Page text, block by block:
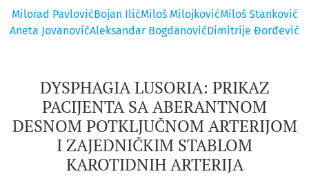
DYSPHAGIA LUSORIA: PRIKAZ
PACIJENTA SA ABERANTNOM
DESNOM POTKLJUČNOM ARTERIJOM
I ZAJEDNIČKIM STABLOM
KAROTIDNIH ARTERIJA
Milorad PavlovićBojan IlićMiloš MilojkovićMiloš Stanković
Aneta JovanovićAleksandar BogdanovićDimitrije Đorđević